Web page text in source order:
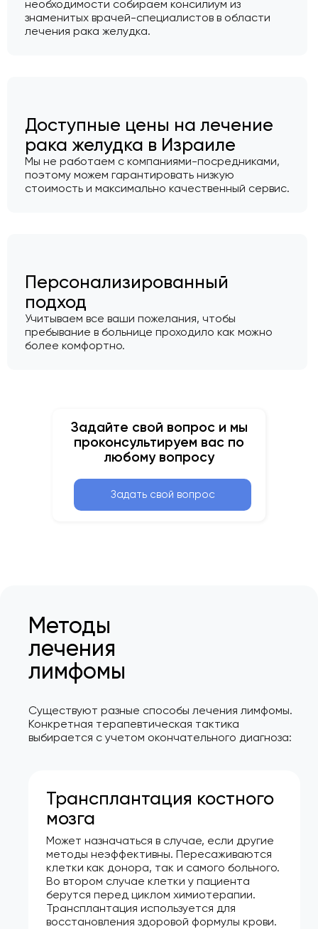
необходимости собираем консилиум из
знаменитых врачей-специалистов в области
лечения рака желудка.
Доступные цены на лечение
рака желудка в Израиле
Мы не работаем с компаниями-посредниками,
поэтому можем гарантировать низкую
стоимость и максимально качественный сервис.
Персонализированный
подход
Учитываем все ваши пожелания, чтобы
пребывание в больнице проходило как можно
более комфортно.
Задайте свой вопрос и мы
проконсультируем вас по
любому вопросу
Задать свой вопрос
Методы
лечения
лимфомы
Существуют разные способы лечения лимфомы.
Конкретная терапевтическая тактика
выбирается с учетом окончательного диагноза:
Трансплантация костного
мозга
Может назначаться в случае, если другие
методы неэффективны. Пересаживаются
клетки как донора, так и самого больного.
Во втором случае клетки у пациента
берутся перед циклом химиотерапии.
Трансплантация используется для
восстановления здоровой формулы крови.